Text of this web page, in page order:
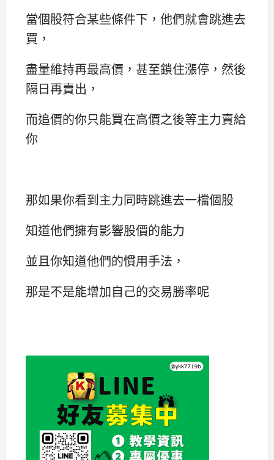
當個股符合某些條件下，他們就會跳進去
買，
盡量維持再最高價，甚至鎖住漲停，然後
隔日再賣出，
而追價的你只能買在高價之後等主力賣給
你
那如果你看到主力同時跳進去一檔個股
知道他們擁有影響股價的能力
並且你知道他們的慣用手法，
那是不是能增加自己的交易勝率呢